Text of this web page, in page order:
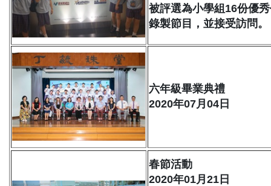
被評選為小學組16份優
錄製節目，並接受訪問。
六年級畢業典禮
2020年07月04日
春節活動
2020年01月21日